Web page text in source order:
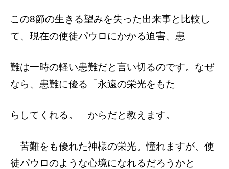
この8節の生きる望みを失った出来事と比較し
て、現在の使徒パウロにかかる迫害、患
難は一時の軽い患難だと言い切るのです。 なぜ
なら、患難に優る「永遠の栄光をもた
らしてくれる。」からだと教えます。
苦難をも優れた神様の栄光。憧れますが、 使
徒パウロのような心境になれるだろうかと